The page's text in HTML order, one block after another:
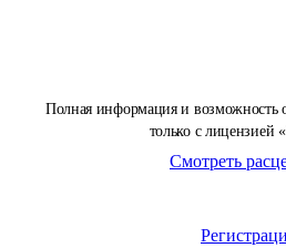
Полная информация и возможность
только с лицензией
Смотреть